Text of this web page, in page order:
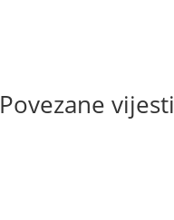
Povezane vijesti